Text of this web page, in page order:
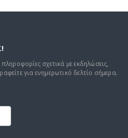
σχετικά με εκδηλώσεις,
για ενημερωτικό δελτίο σήμερα.